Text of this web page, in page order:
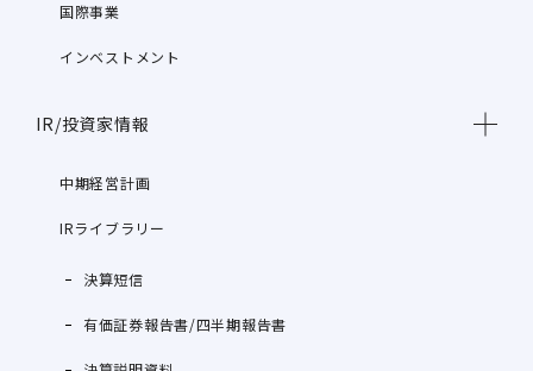
国際事業
インベストメント
IR/投資家情報
中期経営計画
IRライブラリー
決算短信
有価証券報告書/四半期報告書